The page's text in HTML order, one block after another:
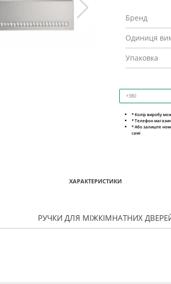
Бренд
Одиниця
Упаковка
* Колір виробу
* Телефон
* Або залиште
самі
ХАРАКТЕРИСТИКИ
РУЧКИ ДЛЯ МІЖКІМНАТНИХ